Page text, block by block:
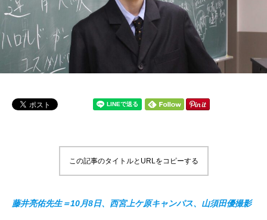
この記事のタイトルとURLをコピーする
藤井亮佑先生＝10月8日、西宮上ケ原キャンパス、山須田優撮影